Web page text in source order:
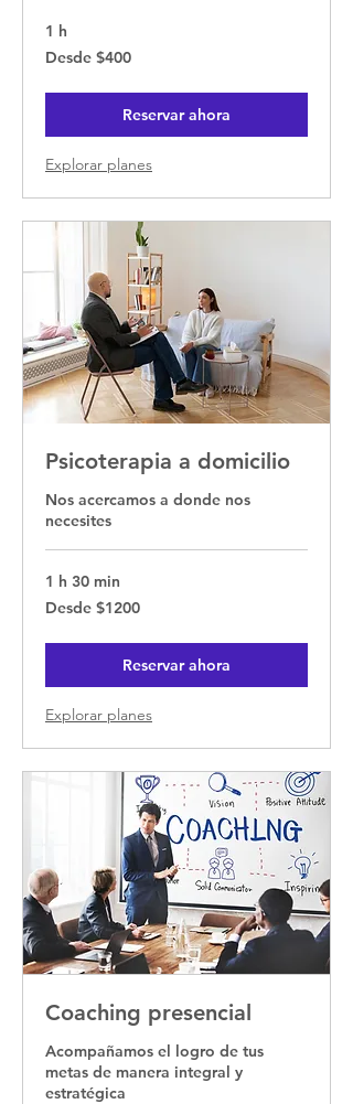
1 h
Desde
$400
Desde $400
Reservar ahora
Explorar planes
Psicoterapia a domicilio
Nos acercamos a donde nos
necesites
1 h 30 min
Desde
$1200
Desde $1200
Reservar ahora
Explorar planes
Coaching presencial
Acompañamos el logro de tus
metas de manera integral y
estratégica